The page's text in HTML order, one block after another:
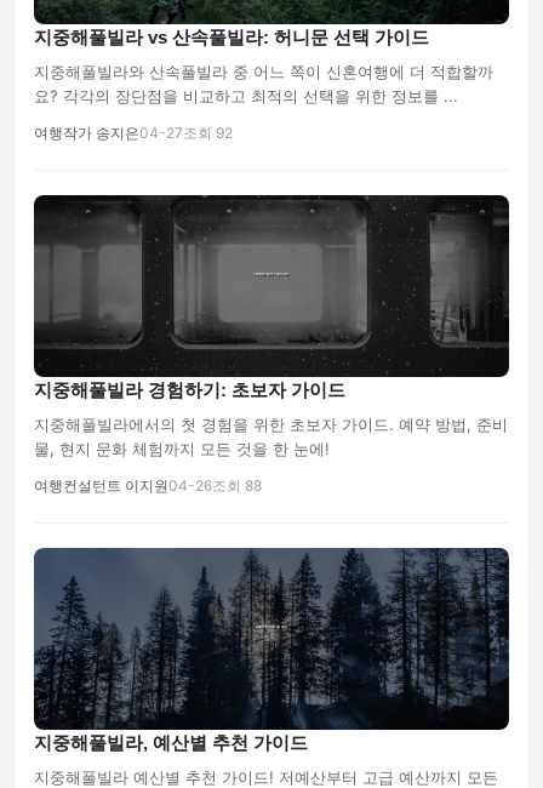
지중해풀빌라 vs 산속풀빌라: 허니문 선택 가이드
지중해풀빌라와 산속풀빌라 중 어느 쪽이 신혼여행에 더 적합할까
요? 각각의 장단점을 비교하고 최적의 선택을 위한 정보를 ...
여행작가 송지은04-27조회 92
지중해풀빌라 경험하기: 초보자 가이드
지중해풀빌라에서의 첫 경험을 위한 초보자 가이드. 예약 방법, 준비
물, 현지 문화 체험까지 모든 것을 한 눈에!
여행컨설턴트 이지원04-26조회 88
지중해풀빌라, 예산별 추천 가이드
지중해풀빌라 예산별 추천 가이드! 저예산부터 고급 예산까지 모든